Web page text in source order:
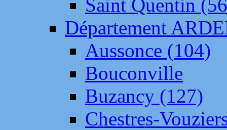
Saint Quentin
Département
Aussonce (104)
Bouconville
Buzancy (127)
Chestres-